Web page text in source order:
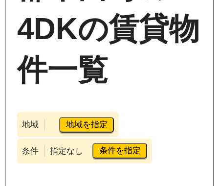
4DKの賃貸物
件一覧
地域 地域を指定
条件 指定なし 条件を指定